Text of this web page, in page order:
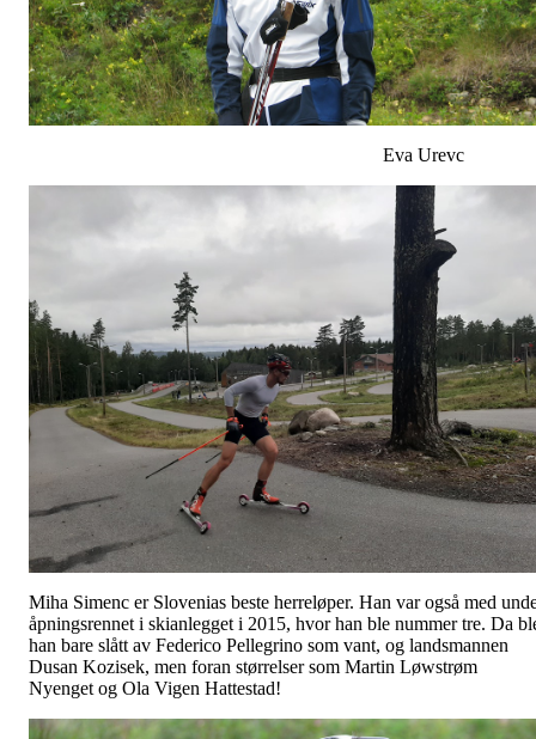
Eva Urevc
Miha Simenc er Slovenias beste herreløper. Han var også med
åpningsrennet i skianlegget i 2015, hvor han ble nummer tre. Da
han bare slått av Federico Pellegrino som vant, og landsmannen
Dusan Kozisek, men foran størrelser som Martin Løwstrøm
Nyenget og Ola Vigen Hattestad!